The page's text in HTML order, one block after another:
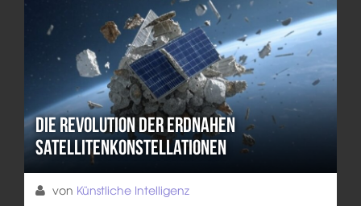
Die Revolution der erdnahen
Satellitenkonstellationen
von Künstliche Intelligenz